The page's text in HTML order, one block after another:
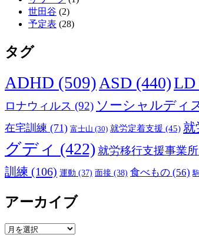
世田谷 (2)
予定表 (28)
タグ
ADHD (509) ASD (440)LD
ロナウィルス (92) ソーシャルディ
在宅訓練 (71) 富士山 (30) 就労定着支援 (45) 就
グディ (422) 就労移行支援事業
訓練 (106) 運動 (37) 面接 (38) 食べもの (56)
アーカイブ
ア